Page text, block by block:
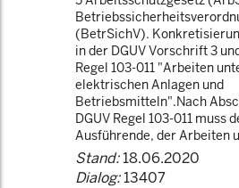
(BetrSichV).
in der DGUV Vorschrift 3
Regel 103-011 "Arbeiten
elektrischen Anlagen und
Betriebsmitteln".Nach
DGUV Regel 103-011 muss
Ausführende, der Arbeiten
Stand:18.06.2020
Dialog:13407